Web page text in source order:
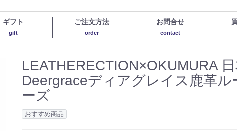
ギフト
gift
ご注文方法
order
お問合せ
contact
LEATHERECTION×OKUMURA
Deergraceディアグレイス鹿革ル
ーズ
おすすめ商品